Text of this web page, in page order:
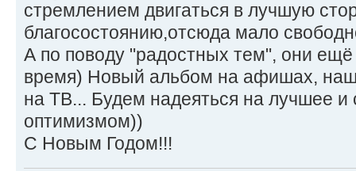
стремлением двигаться в лучшую
благосостоянию,отсюда мало
А по поводу "радостных тем", они
время) Новый альбом на афишах, наш
на ТВ... Будем надеяться на лучшее и
оптимизмом))
С Новым Годом!!!